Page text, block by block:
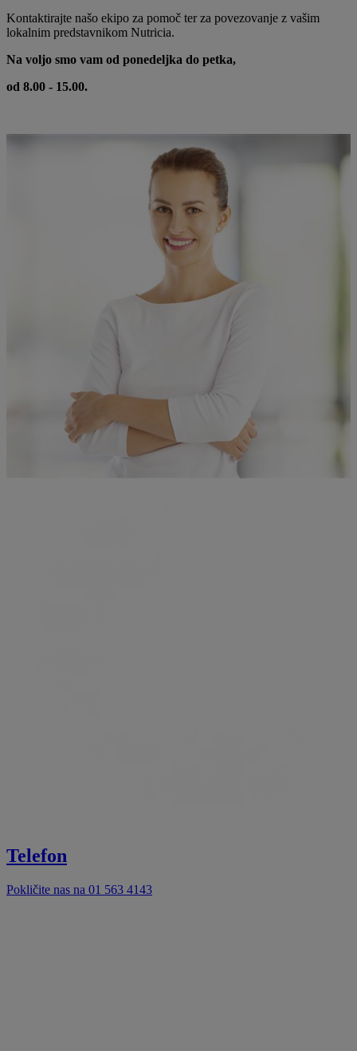
Kontaktirajte našo ekipo za pomoč ter za povezovanje z vašim
lokalnim predstavnikom Nutricia.
Na voljo smo vam od ponedeljka do petka,
od 8.00 - 15.00.
Telefon
Pokličite nas na 01 563 4143